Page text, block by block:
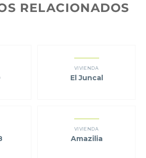
RELACIONADOS
VIVIENDA
El Juncal
VIVIENDA
Amazilia